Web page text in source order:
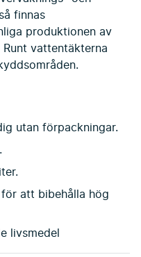
finnas
produktionen av
Runt vattentäkterna
utan förpackningar.
att bibehålla hög
livsmedel